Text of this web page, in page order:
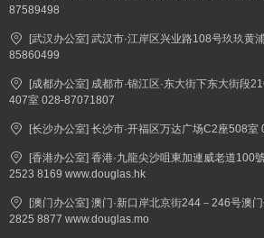
87589498
[武汉办公室] 武汉市·江岸区兴业路108号玖玖黄
85860499
[成都办公室] 成都市·锦江区·东大街下东大街段
407室 028-87071807
[长沙办公室] 长沙市·开福区万达广场C2座508
[香港办公室] 香港·九龍尖沙咀東加連威老道100
2523 8169 www.douglas.hk
[澳门办公室] 澳门·新口岸北京街244－246号澳
2825 8877 www.douglas.mo